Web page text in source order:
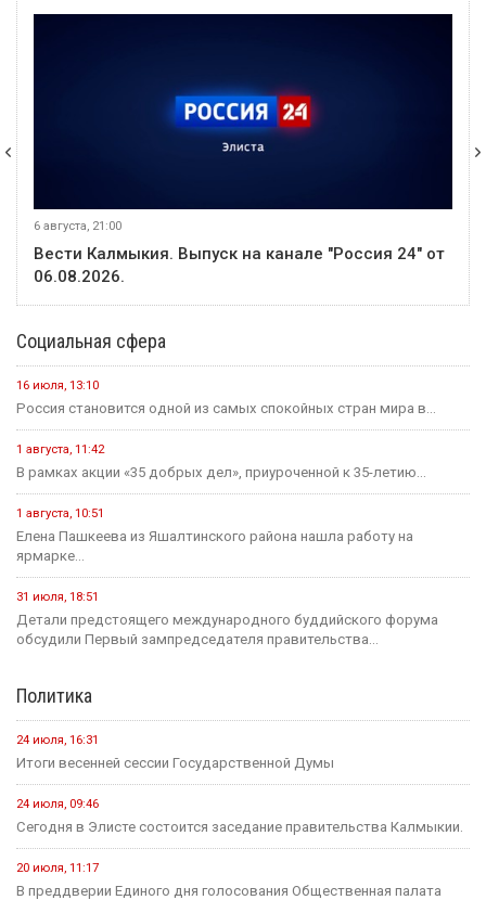
6 августа, 21:00
Вести Калмыкия. Выпуск на канале "Россия 24" от
06.08.2026.
Социальная сфера
16 июля, 13:10
Россия становится одной из самых спокойных стран мира в...
1 августа, 11:42
В рамках акции «35 добрых дел», приуроченной к 35-летию...
1 августа, 10:51
Елена Пашкеева из Яшалтинского района нашла работу на
ярмарке...
31 июля, 18:51
Детали предстоящего международного буддийского форума
обсудили Первый зампредседателя правительства...
Политика
24 июля, 16:31
Итоги весенней сессии Государственной Думы
24 июля, 09:46
Сегодня в Элисте состоится заседание правительства Калмыкии.
20 июля, 11:17
В преддверии Единого дня голосования Общественная палата